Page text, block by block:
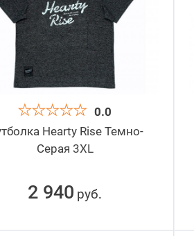
0.0
Hearty Rise Темно-
Серая 3XL
2 940 руб.